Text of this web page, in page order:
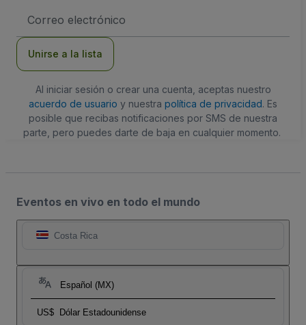
de
Unirse a la lista
Al iniciar sesión o crear una cuenta, aceptas nuestro
acuerdo de usuario y nuestra política de privacidad. Es
posible que recibas notificaciones por SMS de nuestra
parte, pero puedes darte de baja en cualquier momento.
Eventos en vivo en todo el mundo
Costa Rica
Español (MX)
US$ Dólar Estadounidense